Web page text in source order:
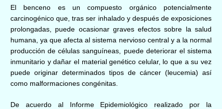
El benceno es un compuesto orgánico potencialmente
carcinogénico que, tras ser inhalado y después de exposiciones
prolongadas, puede ocasionar graves efectos sobre la salud
humana, ya que afecta al sistema nervioso central y a la normal
producción de células sanguíneas, puede deteriorar el sistema
inmunitario y dañar el material genético celular, lo que a su vez
puede originar determinados tipos de cáncer (leucemia) así
como malformaciones congénitas.
De acuerdo al Informe Epidemiológico realizado por la